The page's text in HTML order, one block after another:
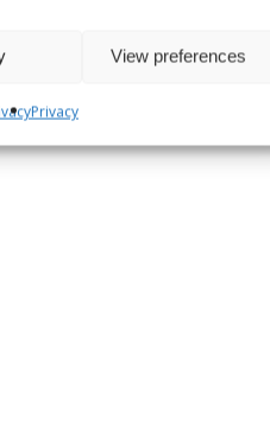
View preferences
Privacy
parte all’attività per la
di poter lasciare il suo